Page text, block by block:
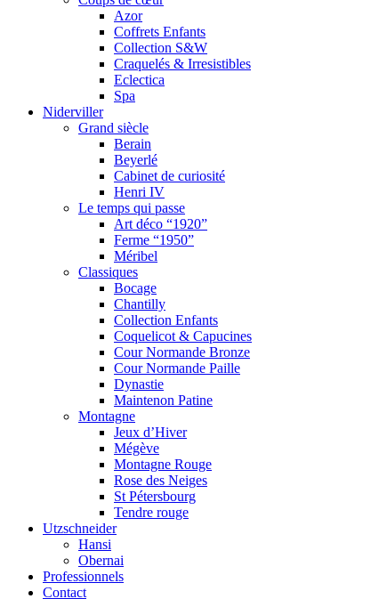
Azor
Coffrets Enfants
Collection S&W
Craquelés & Irresistibles
Eclectica
Spa
Niderviller
Grand siècle
Berain
Beyerlé
Cabinet de curiosité
Henri IV
Le temps qui passe
Art déco “1920”
Ferme “1950”
Méribel
Classiques
Bocage
Chantilly
Collection Enfants
Coquelicot & Capucines
Cour Normande Bronze
Cour Normande Paille
Dynastie
Maintenon Patine
Montagne
Jeux d’Hiver
Mégève
Montagne Rouge
Rose des Neiges
St Pétersbourg
Tendre rouge
Utzschneider
Hansi
Obernai
Professionnels
Contact